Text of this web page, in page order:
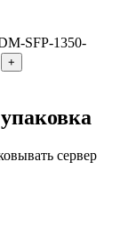
SFP-1350-
+
сервер